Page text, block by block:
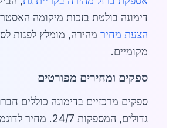
דימונה בולטת בזכות מיקומה
הצעת מחיר מהירה, מומלץ לפנות
מקומיים.
ספקים ומחירים מפורטים
ספקים מרכזיים בדימונה כוללים
גדולים, המספקות 24/